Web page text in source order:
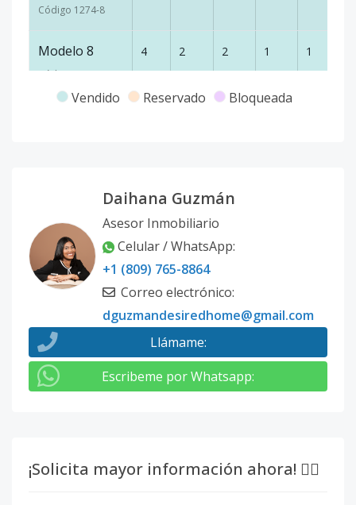
Código 1274-8
Modelo 8
Código1274-9
4 2 2 1 1
-11
Modelo 11
Código 1274 -1
2 2 2
Vendido Reservado Bloqueada
Daihana Guzmán
Asesor Inmobiliario
Celular / WhatsApp:
+1 (809) 765-8864
Correo electrónico:
dguzmandesiredhome@gmail.com
Llámame:
Escribeme por Whatsapp:
¡Solicita mayor información ahora! 👇🏽